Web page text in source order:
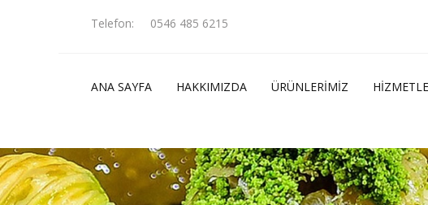
Telefon: 0546 485 6215
ANA SAYFA HAKKIMIZDA ÜRÜNLERİMİZ